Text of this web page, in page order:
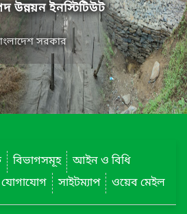
উন্নয়ন ইনস্টিটিউট
সরকার
বিভাগসমূহ
আইন ও বিধি
যোগাযোগ সাইটম্যাপ ওয়েব মেইল